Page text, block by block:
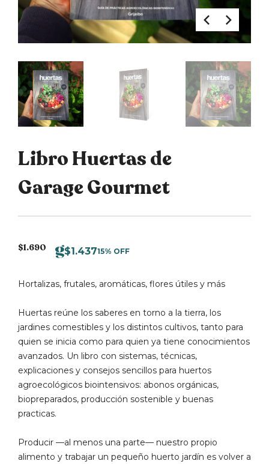
Libro Huertas de
Garage Gourmet
$1.690 $1.43715% OFF
Hortalizas, frutales, aromáticas, flores útiles y más
Huertas reúne los saberes en torno a la tierra, los
jardines comestibles y los distintos cultivos, tanto para
quien se inicia como para quien ya tiene conocimientos
avanzados. Un libro con sistemas, técnicas,
explicaciones y consejos sencillos para huertos
agroecológicos biointensivos: abonos orgánicas,
biopreparados, producción sostenible y buenas
practicas.
Producir —al menos una parte— nuestro propio
alimento y trabajar un pequeño huerto jardín es volver a